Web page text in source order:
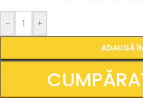
- +
ADAUGĂ